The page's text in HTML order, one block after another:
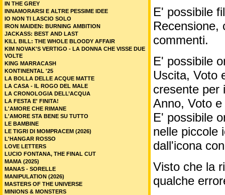
E' possibile
Recensione,
commenti.
E' possibile
Uscita, Voto
cresente per
Anno, Voto
E' possibile
nelle piccole
dall'icona
Visto che la
qualche
IN THE GREY
INNAMORARSI E ALTRE PESSIME IDEE
IO NON TI LASCIO SOLO
IRON MAIDEN: BURNING AMBITION
JACKASS: BEST AND LAST
KILL BILL: THE WHOLE BLOODY AFFAIR
KIM NOVAK'S VERTIGO - LA DONNA CHE VISSE DUE
VOLTE
KING MARRACASH
KONTINENTAL '25
LA BOLLA DELLE ACQUE MATTE
LA CASA - IL ROGO DEL MALE
LA CRONOLOGIA DELL’ACQUA
LA FESTA E' FINITA!
L'AMORE CHE RIMANE
L'AMORE STA BENE SU TUTTO
LE BAMBINE
LE TIGRI DI MOMPRACEM (2026)
L'HANGAR ROSSO
LOVE LETTERS
LUCIO FONTANA, THE FINAL CUT
MAMA (2025)
MANAS - SORELLE
MANIPULATION (2026)
MASTERS OF THE UNIVERSE
MINIONS & MONSTERS